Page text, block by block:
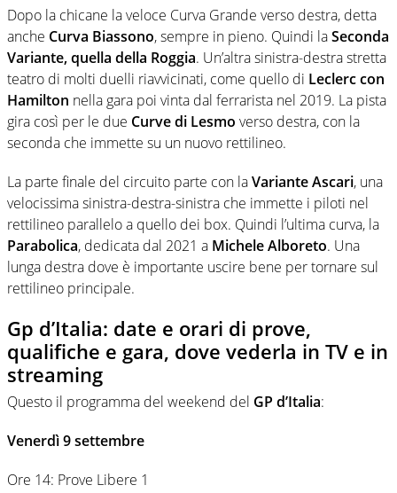
Dopo la chicane la veloce Curva Grande verso destra, detta
anche Curva Biassono, sempre in pieno. Quindi laSeconda
Variante, quella della Roggia. Un’altra sinistra-destra stretta
teatro di molti duelli riavvicinati, come quello di Leclerc con
Hamilton nella gara poi vinta dal ferrarista nel 2019. La pista
gira così per le due Curve di Lesmo verso destra, con la
seconda che immette su un nuovo rettilineo.
La parte finale del circuito parte con laVariante Ascari, una
velocissima sinistra-destra-sinistra che immette i piloti nel
rettilineo parallelo a quello dei box. Quindi l’ultima curva, la
Parabolica, dedicata dal 2021 a Michele Alboreto. Una
lunga destra dove è importante uscire bene per tornare sul
rettilineo principale.
Gp d’Italia: date e orari di prove,
qualifiche e gara, dove vederla in TV e in
streaming
Questo il programma del weekend del GP d’Italia:
Venerdì 9 settembre
Ore 14: Prove Libere 1